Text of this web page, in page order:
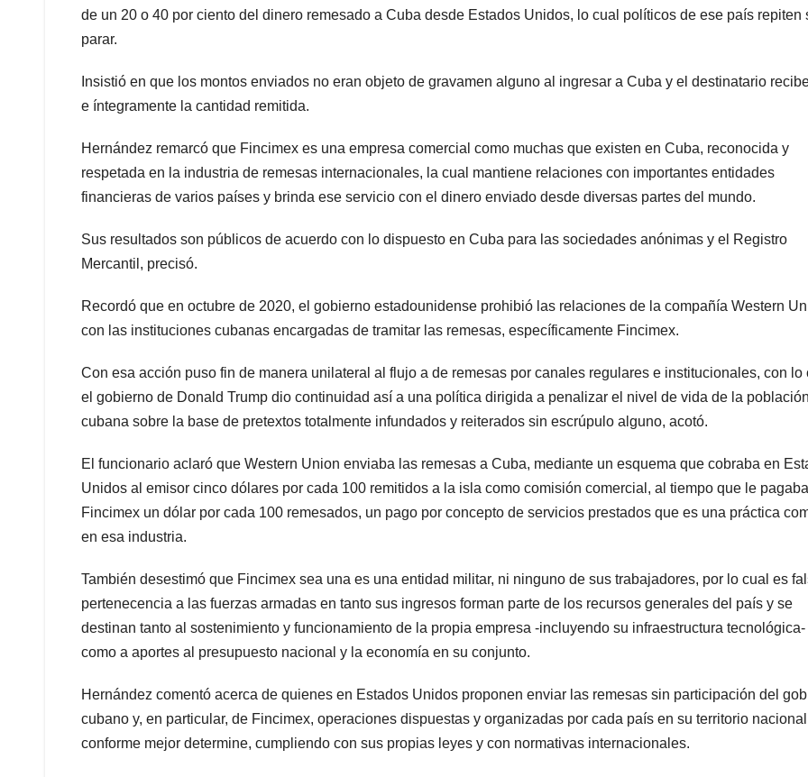
de un 20 o 40 por ciento del dinero remesado a Cuba desde Estados Unidos, lo cual políticos de ese país repiten
parar.
Insistió en que los montos enviados no eran objeto de gravamen alguno al ingresar a Cuba y el destinatario
e íntegramente la cantidad remitida.
Hernández remarcó que Fincimex es una empresa comercial como muchas que existen en Cuba, reconocida y
respetada en la industria de remesas internacionales, la cual mantiene relaciones con importantes entidades
financieras de varios países y brinda ese servicio con el dinero enviado desde diversas partes del mundo.
Sus resultados son públicos de acuerdo con lo dispuesto en Cuba para las sociedades anónimas y el Registro
Mercantil, precisó.
Recordó que en octubre de 2020, el gobierno estadounidense prohibió las relaciones de la compañía Western
con las instituciones cubanas encargadas de tramitar las remesas, específicamente Fincimex.
Con esa acción puso fin de manera unilateral al flujo a de remesas por canales regulares e institucionales, con lo
el gobierno de Donald Trump dio continuidad así a una política dirigida a penalizar el nivel de vida de la
cubana sobre la base de pretextos totalmente infundados y reiterados sin escrúpulo alguno, acotó.
El funcionario aclaró que Western Union enviaba las remesas a Cuba, mediante un esquema que cobraba en
Unidos al emisor cinco dólares por cada 100 remitidos a la isla como comisión comercial, al tiempo que le
Fincimex un dólar por cada 100 remesados, un pago por concepto de servicios prestados que es una práctica
en esa industria.
También desestimó que Fincimex sea una es una entidad militar, ni ninguno de sus trabajadores, por lo cual es
pertenecencia a las fuerzas armadas en tanto sus ingresos forman parte de los recursos generales del país y se
destinan tanto al sostenimiento y funcionamiento de la propia empresa -incluyendo su infraestructura tecnológica-
como a aportes al presupuesto nacional y la economía en su conjunto.
Hernández comentó acerca de quienes en Estados Unidos proponen enviar las remesas sin participación del
cubano y, en particular, de Fincimex, operaciones dispuestas y organizadas por cada país en su territorio nacional
conforme mejor determine, cumpliendo con sus propias leyes y con normativas internacionales.